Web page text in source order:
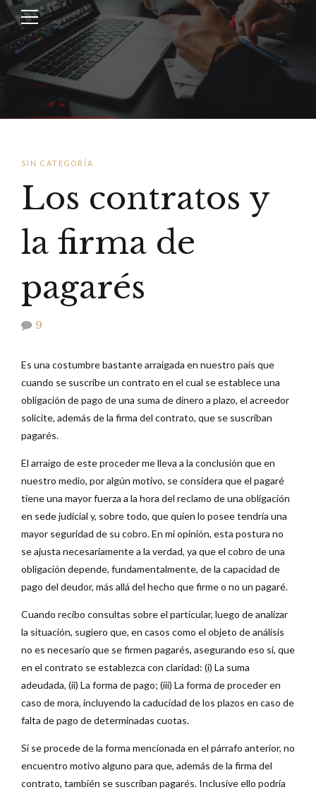
SIN CATEGORÍA
Los contratos y
la firma de
pagarés
9
Es una costumbre bastante arraigada en nuestro país que
cuando se suscribe un contrato en el cual se establece una
obligación de pago de una suma de dinero a plazo, el acreedor
solicite, además de la firma del contrato, que se suscriban
pagarés.
El arraigo de este proceder me lleva a la conclusión que en
nuestro medio, por algún motivo, se considera que el pagaré
tiene una mayor fuerza a la hora del reclamo de una obligación
en sede judicial y, sobre todo, que quien lo posee tendría una
mayor seguridad de su cobro. En mi opinión, esta postura no
se ajusta necesariamente a la verdad, ya que el cobro de una
obligación depende, fundamentalmente, de la capacidad de
pago del deudor, más allá del hecho que firme o no un pagaré.
Cuando recibo consultas sobre el particular, luego de analizar
la situación, sugiero que, en casos como el objeto de análisis
no es necesario que se firmen pagarés, asegurando eso sí, que
en el contrato se establezca con claridad: (i) La suma
adeudada, (ii) La forma de pago; (iii) La forma de proceder en
caso de mora, incluyendo la caducidad de los plazos en caso de
falta de pago de determinadas cuotas.
Si se procede de la forma mencionada en el párrafo anterior, no
encuentro motivo alguno para que, además de la firma del
contrato, también se suscriban pagarés. Inclusive ello podría